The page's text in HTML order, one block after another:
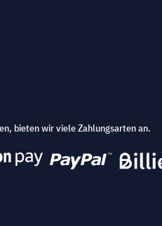
bieten wir viele Zahlungsarten an.